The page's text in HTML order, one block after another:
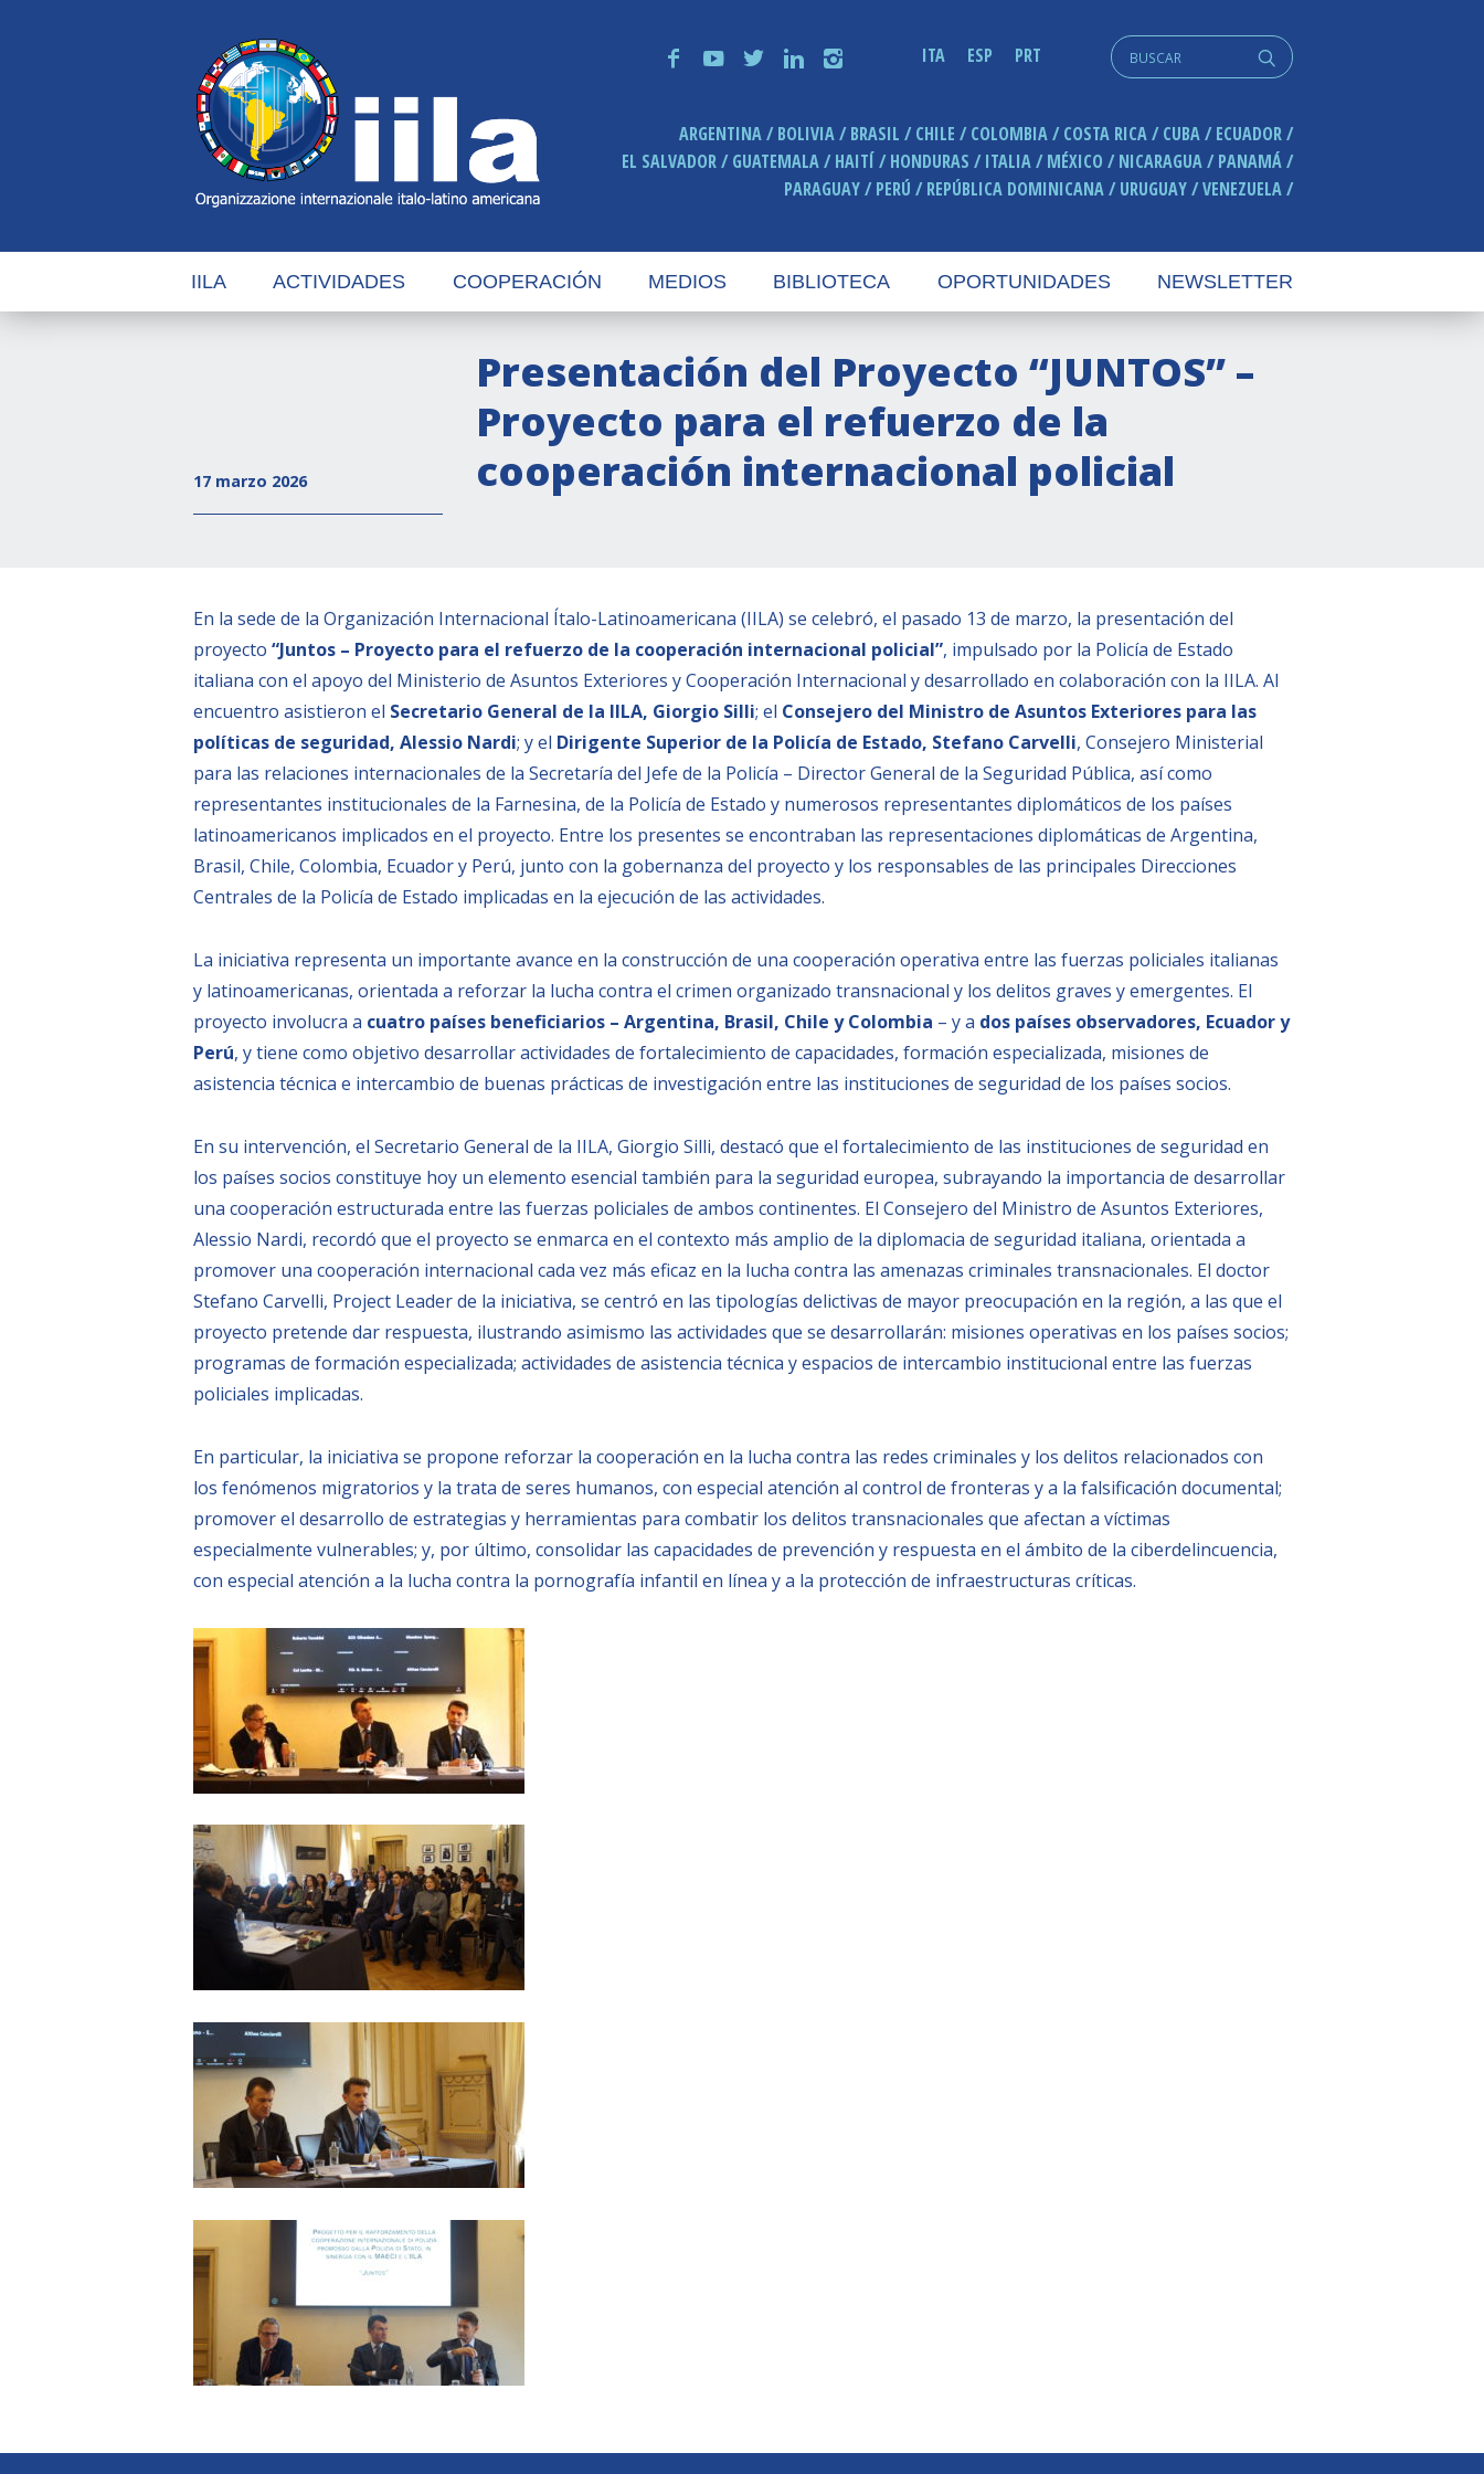
f y t n i ITA ESP PRT q
Search
for:
ARGENTINA BOLIVIA BRASIL CHILE COLOMBIA COSTA RICA CUBA
ECUADOR
EL SALVADOR
GUATEMALA HAITÍ HONDURAS ITALIA MÉXICO NICARAGUA
PANAMÁ
PARAGUAY
PERÚ REPÚBLICA DOMINICANA URUGUAY VENEZUELA
IILA ACTIVIDADES COOPERACIÓN MEDIOS BIBLIOTECA OPORTUNIDADES NEWSLETTER
17 marzo 2026
Presentación del Proyecto “JUNTOS” –
Proyecto para el refuerzo de la
cooperación internacional policial
En la sede de la Organización Internacional Ítalo-Latinoamericana (IILA) se celebró, el pasado 13 de marzo, la presentación del
proyecto “Juntos – Proyecto para el refuerzo de la cooperación internacional policial”, impulsado por la Policía de Estado
italiana con el apoyo del Ministerio de Asuntos Exteriores y Cooperación Internacional y desarrollado en colaboración con la IILA. Al
encuentro asistieron el Secretario General de la IILA, Giorgio Silli; el Consejero del Ministro de Asuntos Exteriores para las
políticas de seguridad, Alessio Nardi; y el Dirigente Superior de la Policía de Estado, Stefano Carvelli, Consejero Ministerial
para las relaciones internacionales de la Secretaría del Jefe de la Policía – Director General de la Seguridad Pública, así como
representantes institucionales de la Farnesina, de la Policía de Estado y numerosos representantes diplomáticos de los países
latinoamericanos implicados en el proyecto. Entre los presentes se encontraban las representaciones diplomáticas de Argentina,
Brasil, Chile, Colombia, Ecuador y Perú, junto con la gobernanza del proyecto y los responsables de las principales Direcciones
Centrales de la Policía de Estado implicadas en la ejecución de las actividades.
La iniciativa representa un importante avance en la construcción de una cooperación operativa entre las fuerzas policiales italianas
y latinoamericanas, orientada a reforzar la lucha contra el crimen organizado transnacional y los delitos graves y emergentes. El
proyecto involucra a cuatro países beneficiarios – Argentina, Brasil, Chile y Colombia – y a dos países observadores, Ecuador y
Perú, y tiene como objetivo desarrollar actividades de fortalecimiento de capacidades, formación especializada, misiones de
asistencia técnica e intercambio de buenas prácticas de investigación entre las instituciones de seguridad de los países socios.
En su intervención, el Secretario General de la IILA, Giorgio Silli, destacó que el fortalecimiento de las instituciones de seguridad en
los países socios constituye hoy un elemento esencial también para la seguridad europea, subrayando la importancia de desarrollar
una cooperación estructurada entre las fuerzas policiales de ambos continentes. El Consejero del Ministro de Asuntos Exteriores,
Alessio Nardi, recordó que el proyecto se enmarca en el contexto más amplio de la diplomacia de seguridad italiana, orientada a
promover una cooperación internacional cada vez más eficaz en la lucha contra las amenazas criminales transnacionales. El doctor
Stefano Carvelli, Project Leader de la iniciativa, se centró en las tipologías delictivas de mayor preocupación en la región, a las que el
proyecto pretende dar respuesta, ilustrando asimismo las actividades que se desarrollarán: misiones operativas en los países socios;
programas de formación especializada; actividades de asistencia técnica y espacios de intercambio institucional entre las fuerzas
policiales implicadas.
En particular, la iniciativa se propone reforzar la cooperación en la lucha contra las redes criminales y los delitos relacionados con
los fenómenos migratorios y la trata de seres humanos, con especial atención al control de fronteras y a la falsificación documental;
promover el desarrollo de estrategias y herramientas para combatir los delitos transnacionales que afectan a víctimas
especialmente vulnerables; y, por último, consolidar las capacidades de prevención y respuesta en el ámbito de la ciberdelincuencia,
con especial atención a la lucha contra la pornografía infantil en línea y a la protección de infraestructuras críticas.